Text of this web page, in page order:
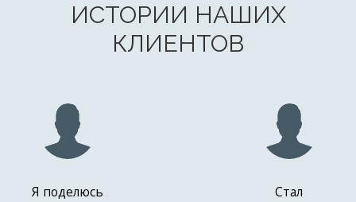
ИСТОРИИ НАШИХ
КЛИЕНТОВ
Я поделюсь
Стал